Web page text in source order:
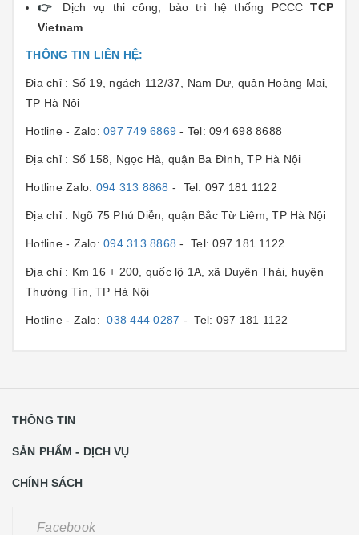
👉 Dịch vụ thi công, bảo trì hệ thống PCCCTCP
Vietnam
THÔNG TIN LIÊN HỆ:
Địa chỉ : Số 19, ngách 112/37, Nam Dư, quận Hoàng Mai,
TP Hà Nội
Hotline - Zalo: 097 749 6869- Tel: 094 698 8688
Địa chỉ : Số 158, Ngọc Hà, quận Ba Đình, TP Hà Nội
Hotline Zalo: 094 313 8868 - Tel: 097 181 1122
Địa chỉ : Ngõ 75 Phú Diễn, quận Bắc Từ Liêm, TP Hà Nội
Hotline - Zalo: 094 313 8868- Tel: 097 181 1122
Địa chỉ : Km 16 + 200, quốc lộ 1A, xã Duyên Thái, huyện
Thường Tín, TP Hà Nội
Hotline - Zalo:038 444 0287 - Tel: 097 181 1122
THÔNG TIN
SẢN PHẨM - DỊCH VỤ
CHÍNH SÁCH
Facebook